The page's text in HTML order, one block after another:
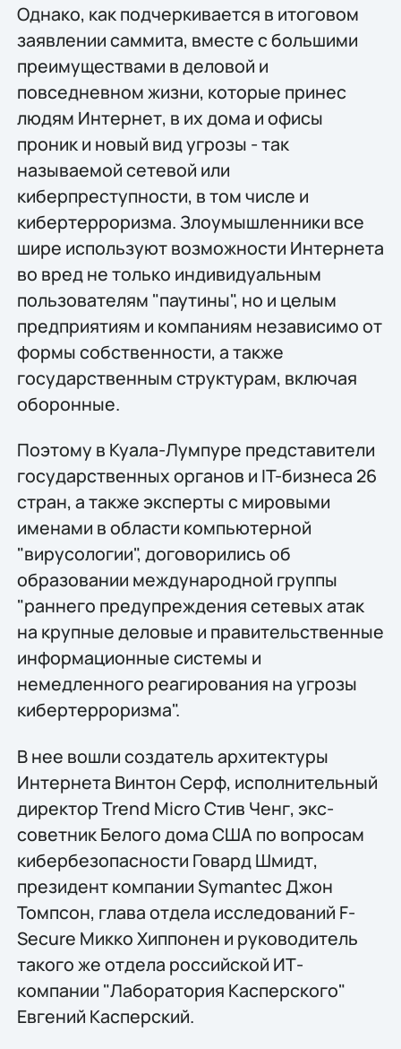
Однако, как подчеркивается в итоговом
заявлении саммита, вместе с большими
преимуществами в деловой и
повседневном жизни, которые принес
людям Интернет, в их дома и офисы
проник и новый вид угрозы - так
называемой сетевой или
киберпреступности, в том числе и
кибертерроризма. Злоумышленники все
шире используют возможности Интернета
во вред не только индивидуальным
пользователям "паутины", но и целым
предприятиям и компаниям независимо от
формы собственности, а также
государственным структурам, включая
оборонные.
Поэтому в Куала-Лумпуре представители
государственных органов и IT-бизнеса 26
стран, а также эксперты с мировыми
именами в области компьютерной
"вирусологии", договорились об
образовании международной группы
"раннего предупреждения сетевых атак
на крупные деловые и правительственные
информационные системы и
немедленного реагирования на угрозы
кибертерроризма".
В нее вошли создатель архитектуры
Интернета Винтон Серф, исполнительный
директор Trend Micro Стив Ченг, экс-
советник Белого дома США по вопросам
кибербезопасности Говард Шмидт,
президент компании Symantec Джон
Томпсон, глава отдела исследований F-
Secure Микко Хиппонен и руководитель
такого же отдела российской ИТ-
компании "Лаборатория Касперского"
Евгений Касперский.